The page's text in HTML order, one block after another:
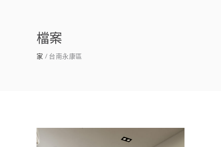
檔案
家 台南永康區